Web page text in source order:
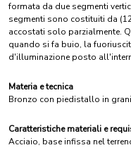
formata da due segmenti
segmenti sono costituiti da
accostati solo parzialmente.
quando si fa buio, la
d'illuminazione posto
Materia e tecnica
Bronzo con piedistallo in
Caratteristiche materiali e
Acciaio, base infissa nel